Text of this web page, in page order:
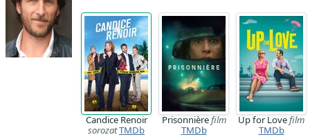
Candice Renoir
sorozatTMDb
Prisonnièrefilm
TMDb
Up for Lovefilm
TMDb